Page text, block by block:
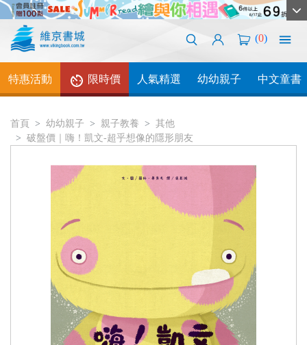
(0)
特惠活動 限時價 人氣精選 幼幼親子 中文童書
首頁 幼幼親子 親子教養
其他
破盤價｜嗨！凱文-超乎想像的隱形朋友